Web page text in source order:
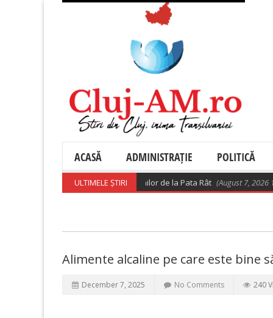
ACASĂ ADMINISTRAȚIE POLITICĂ
ULTIMELE ȘTIRI
Precizări privind relocarea rromilor de la Pata Rât (August 7, 2026 10:28
Alimente alcaline pe care este bine
December 7, 2025 No Comments 240